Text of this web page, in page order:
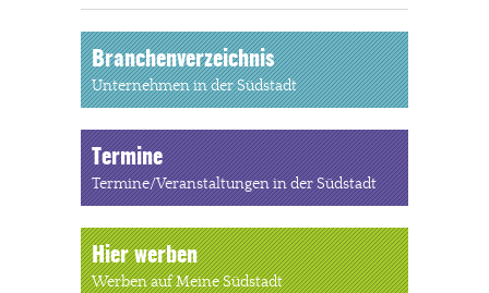
Branchenverzeichnis
Unternehmen in der Südstadt
Termine
Termine/Veranstaltungen in der Südstadt
Hier werben
Werben auf Meine Südstadt